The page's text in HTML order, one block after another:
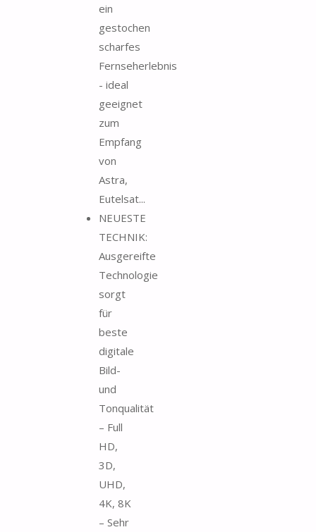
ein
gestochen
scharfes
Fernseherlebnis
- ideal
geeignet
zum
Empfang
von
Astra,
Eutelsat...
NEUESTE
TECHNIK:
Ausgereifte
Technologie
sorgt
für
beste
digitale
Bild-
und
Tonqualität
– Full
HD,
3D,
UHD,
4K, 8K
– Sehr